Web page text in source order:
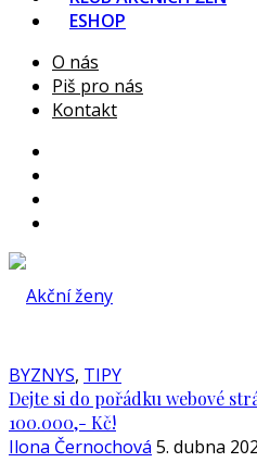
ESHOP
O nás
Piš pro nás
Kontakt
BYZNYS, TIPY
Dejte si do pořádku webové
100.000,- Kč!
Ilona Černochová 5. dubna